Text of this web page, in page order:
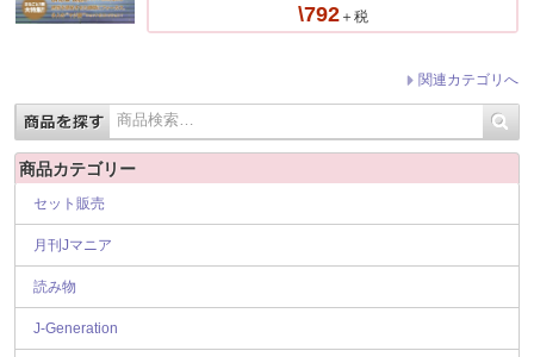
\792＋税
関連カテゴリへ
商品カテゴリー
セット販売
月刊Jマニア
読み物
J-Generation